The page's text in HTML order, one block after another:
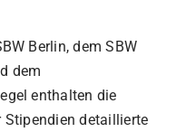
Berlin, dem SBW
dem
enthalten die
Stipendien detaillierte